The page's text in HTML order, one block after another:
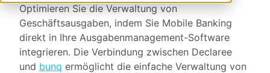
Optimieren Sie die Verwaltung von
Geschäftsausgaben, indem Sie Mobile Banking
direkt in Ihre Ausgabenmanagement-Software
integrieren. Die Verbindung zwischen Declaree
und bunq ermöglicht die einfache Verwaltung von